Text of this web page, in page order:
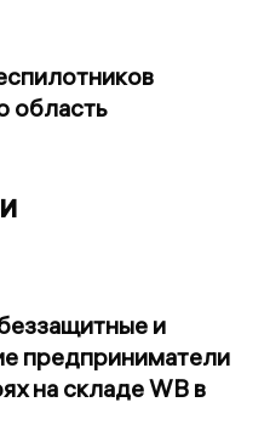
область
и
предприниматели
на складе WB в